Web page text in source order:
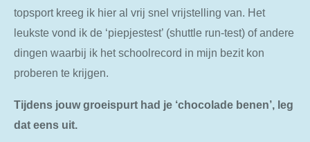
topsport kreeg ik hier al vrij snel vrijstelling van. Het
leukste vond ik de ‘piepjestest’ (shuttle run-test) of andere
dingen waarbij ik het schoolrecord in mijn bezit kon
proberen te krijgen.
Tijdens jouw groeispurt had je ‘chocolade benen’, leg
dat eens uit.